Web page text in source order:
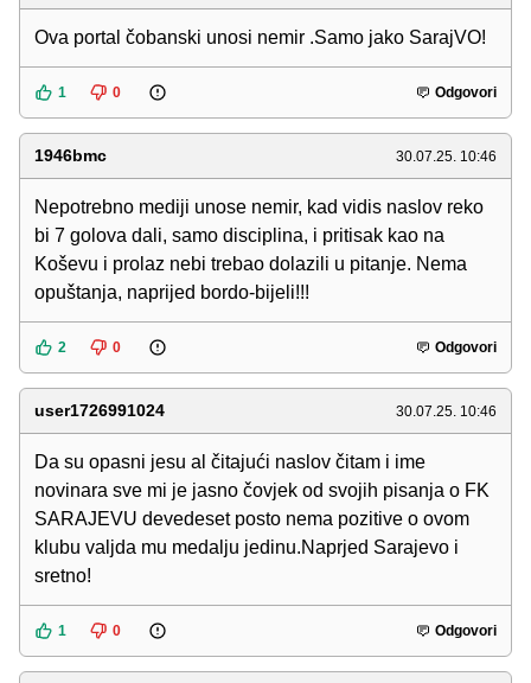
Ova portal čobanski unosi nemir .Samo jako SarajVO!
1 0 Odgovori
1946bmc 30.07.25. 10:46
Nepotrebno mediji unose nemir, kad vidis naslov reko
bi 7 golova dali, samo disciplina, i pritisak kao na
Koševu i prolaz nebi trebao dolazili u pitanje. Nema
opuštanja, naprijed bordo-bijeli!!!
2 0 Odgovori
user1726991024 30.07.25. 10:46
Da su opasni jesu al čitajući naslov čitam i ime
novinara sve mi je jasno čovjek od svojih pisanja o FK
SARAJEVU devedeset posto nema pozitive o ovom
klubu valjda mu medalju jedinu.Naprjed Sarajevo i
sretno!
1 0 Odgovori